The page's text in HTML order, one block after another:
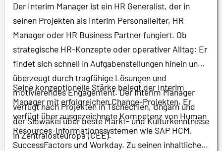
Der Interim Manager ist ein HR Generalist, der in
seinen Projekten als Interim Personalleiter, HR
Manager oder HR Business Partner fungiert. Ob
strategische HR-Konzepte oder operativer Alltag: Er
findet sich schnell in Aufgabenstellungen hinein und
überzeugt durch tragfähige Lösungen und
motivierendes Engagement. Der Interim Manager
verfügt nach Projekten in Tschechien, Ungarn und
der Slowakei über beste Markt- und Kulturkenntnisse
in Zentralosteuropa (CEE).
Seine konzeptionelle Stärke belegt der Interim
Manager mit erfolgreichen Change-Projekten. Er
verfügt über ausgezeichnete Kompetenz von Human
Resources-Informationssystemen wie SAP HCM,
SuccessFactors und Workday. Zu seinen inhaltlichen